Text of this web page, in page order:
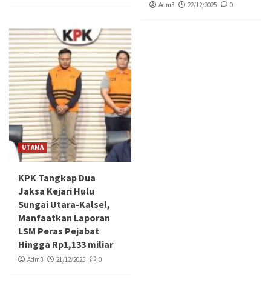
Adm3 22/12/2025 0
UTAMA
KPK Tangkap Dua
Jaksa Kejari Hulu
Sungai Utara-Kalsel,
Manfaatkan Laporan
LSM Peras Pejabat
Hingga Rp1,133 miliar
Adm3 21/12/2025 0